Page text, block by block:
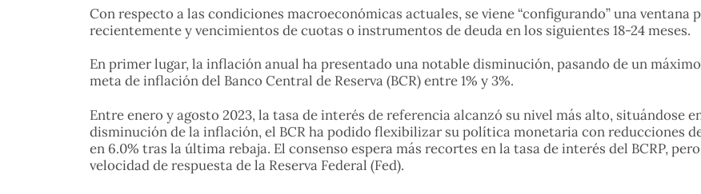
Con respecto a las condiciones macroeconómicas actuales, se viene “configurando” una
recientemente y vencimientos de cuotas o instrumentos de deuda en los siguientes 18-24 meses.
En primer lugar, la inflación anual ha presentado una notable disminución, pasando de un
meta de inflación del Banco Central de Reserva (BCR) entre 1% y 3%.
Entre enero y agosto 2023, la tasa de interés de referencia alcanzó su nivel más alto, situándose
disminución de la inflación, el BCR ha podido flexibilizar su política monetaria con reducciones
en 6.0% tras la última rebaja. El consenso espera más recortes en la tasa de interés del BCRP,
velocidad de respuesta de la Reserva Federal (Fed).